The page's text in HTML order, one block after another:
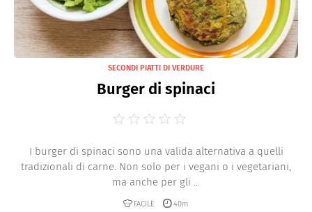
SECONDI PIATTI DI VERDURE
Burger di spinaci
I burger di spinaci sono una valida alternativa a quelli
tradizionali di carne. Non solo per i vegani o i vegetariani,
ma anche per gli ...
FACILE 40m